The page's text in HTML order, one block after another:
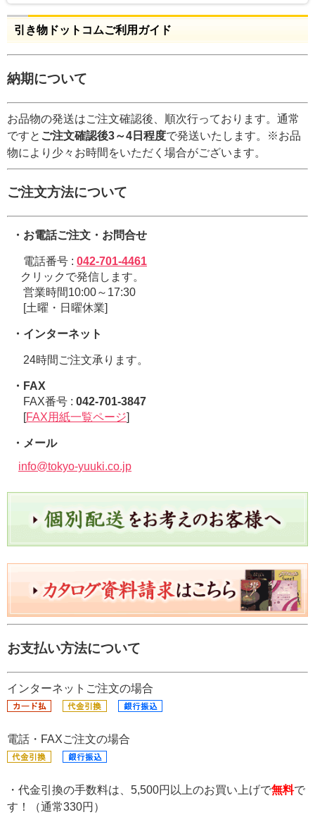
引き物ドットコムご利用ガイド
納期について
お品物の発送はご注文確認後、順次行っております。通常
ですと ご注文確認後3～4日程度で発送いたします。※お品
物により少々お時間をいただく場合がございます。
ご注文方法について
・お電話ご注文・お問合せ
電話番号 : 042-701-4461
クリックで発信します。
営業時間10:00～17:30
[土曜・日曜休業]
・インターネット
24時間ご注文承ります。
・FAX
FAX番号 : 042-701-3847
[FAX用紙一覧ページ]
・メール
info@tokyo-yuuki.co.jp
お支払い方法について
インターネットご注文の場合
電話・FAXご注文の場合
・代金引換の手数料は、5,500円以上のお買い上げで無料で
す！（通常330円）